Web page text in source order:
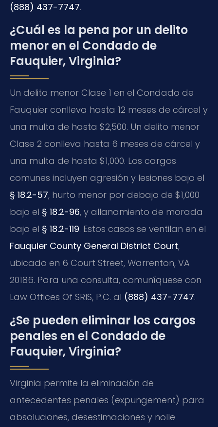
(888) 437-7747.
¿Cuál es la pena por un delito
menor en el Condado de
Fauquier, Virginia?
Un delito menor Clase 1 en el Condado de
Fauquier conlleva hasta 12 meses de cárcel y
una multa de hasta $2,500. Un delito menor
Clase 2 conlleva hasta 6 meses de cárcel y
una multa de hasta $1,000. Los cargos
comunes incluyen agresión y lesiones bajo el
§ 18.2-57, hurto menor por debajo de $1,000
bajo el § 18.2-96, y allanamiento de morada
bajo el § 18.2-119. Estos casos se ventilan en el
Fauquier County General District Court,
ubicado en 6 Court Street, Warrenton, VA
20186. Para una consulta, comuníquese con
Law Offices Of SRIS, P.C. al (888) 437-7747.
¿Se pueden eliminar los cargos
penales en el Condado de
Fauquier, Virginia?
Virginia permite la eliminación de
antecedentes penales (expungement) para
absoluciones, desestimaciones y nolle